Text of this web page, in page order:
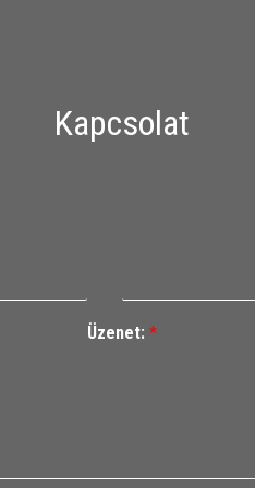
Kapcsolat
Üzenet: *